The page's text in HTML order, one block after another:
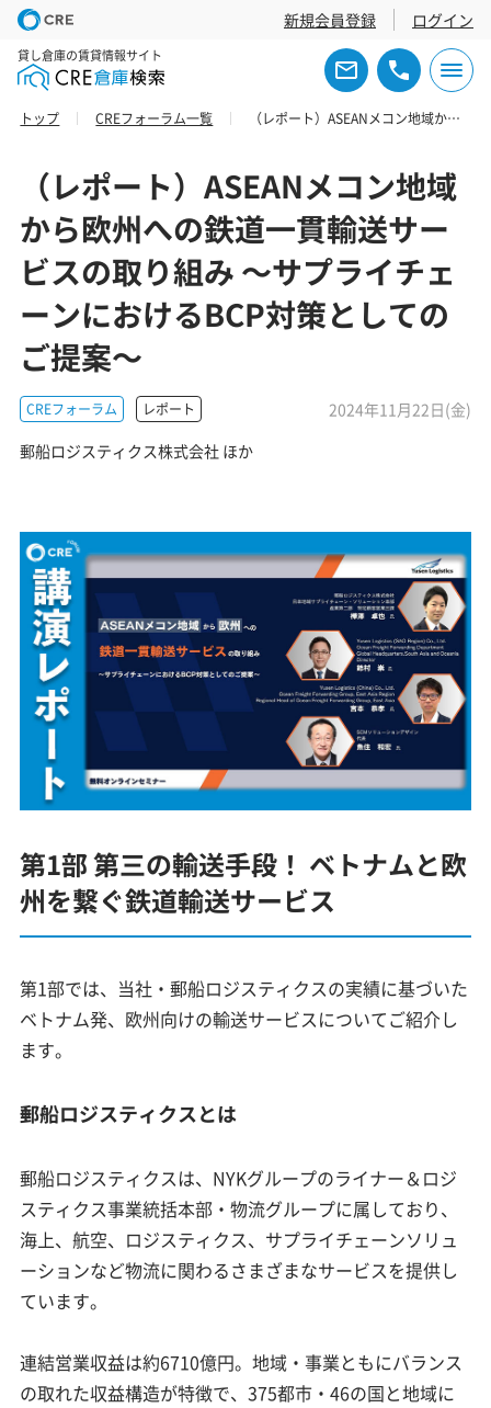
新規会員登録 ログイン
貸し倉庫の賃貸情報サイト
トップ CREフォーラム一覧 （レポート）ASEANメコン地域から欧州への鉄道一貫輸送サービスの取り組み ～サプライチェーンにおけるBCP対策としてのご提案～
（レポート）ASEANメコン地域
から欧州への鉄道一貫輸送サー
ビスの取り組み ～サプライチェ
ーンにおけるBCP対策としての
ご提案～
CREフォーラム レポート
2024年11月22日(金)
郵船ロジスティクス株式会社 ほか
第1部 第三の輸送手段！ ベトナムと欧
州を繋ぐ鉄道輸送サービス
第1部では、当社・郵船ロジスティクスの実績に基づいた
ベトナム発、欧州向けの輸送サービスについてご紹介し
ます。
郵船ロジスティクスとは
郵船ロジスティクスは、NYKグループのライナー＆ロジ
スティクス事業統括本部・物流グループに属しており、
海上、航空、ロジスティクス、サプライチェーンソリュ
ーションなど物流に関わるさまざまなサービスを提供し
ています。
連結営業収益は約6710億円。地域・事業ともにバランス
の取れた収益構造が特徴で、375都市・46の国と地域に